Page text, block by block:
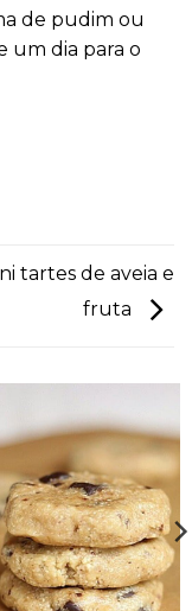
de pudim ou
um dia para o
tartes de aveia e
fruta